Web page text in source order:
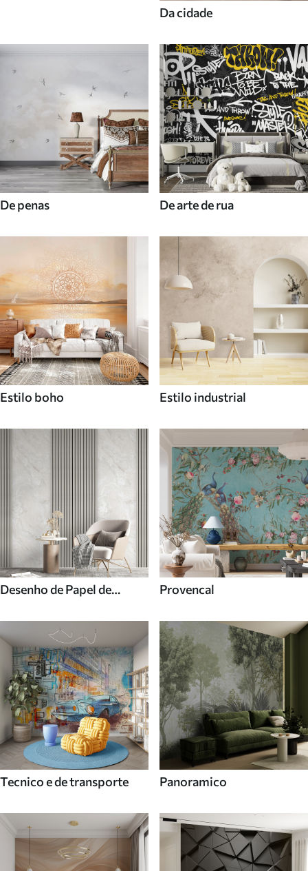
Da cidade
De penas De arte de rua
Estilo boho Estilo industrial
Desenho de Papel de
Provencal
Tecnico e de transporte Panoramico